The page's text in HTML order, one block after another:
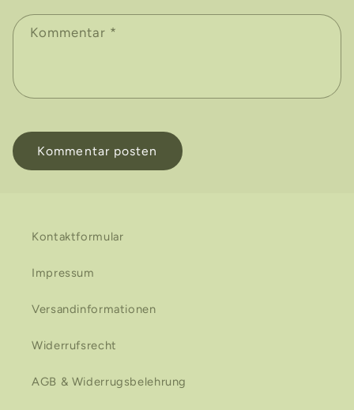
Kommentar *
Kontaktformular
Impressum
Versandinformationen
Widerrufsrecht
AGB & Widerrugsbelehrung